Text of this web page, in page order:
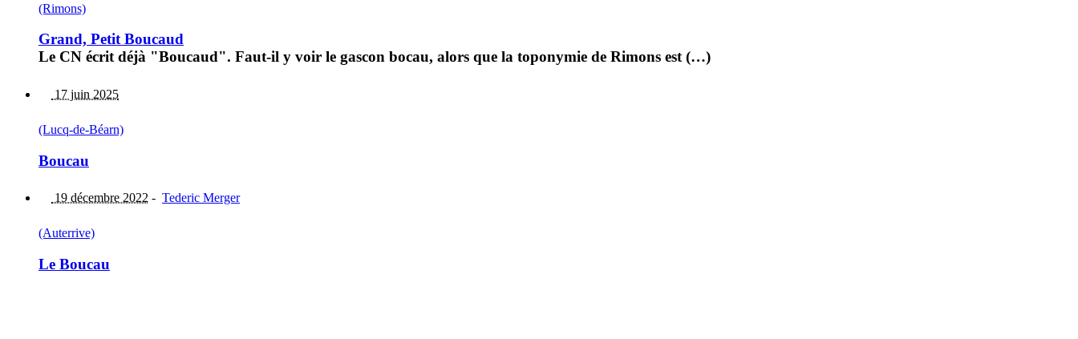
(Rimons)
Grand, Petit Boucaud
Le CN écrit déjà "Boucaud". Faut-il y voir le gascon bocau, alors que la toponymie de Rimons est (…)
17 juin 2025
(Lucq-de-Béarn)
Boucau
19 décembre 2022 - Tederic Merger
(Auterrive)
Le Boucau